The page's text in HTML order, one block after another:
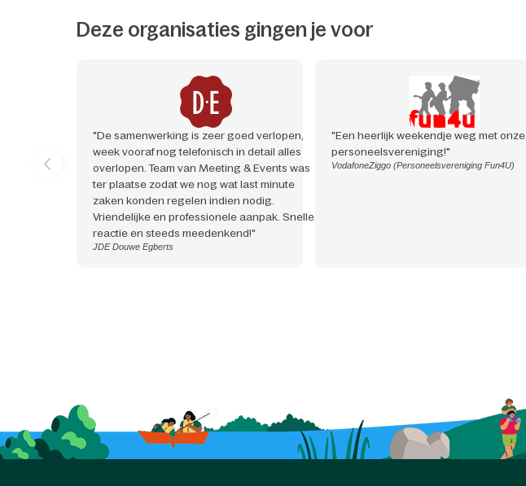
Deze organisaties gingen je voor
"De samenwerking is zeer goed verlopen,
week vooraf nog telefonisch in detail alles
overlopen. Team van Meeting & Events was
ter plaatse zodat we nog wat last minute
zaken konden regelen indien nodig.
Vriendelijke en professionele aanpak. Snelle
reactie en steeds meedenkend!"
JDE Douwe Egberts
"Een heerlijk weekendje weg met onze
personeelsvereniging!"
VodafoneZiggo (Personeelsvereniging Fun4U)